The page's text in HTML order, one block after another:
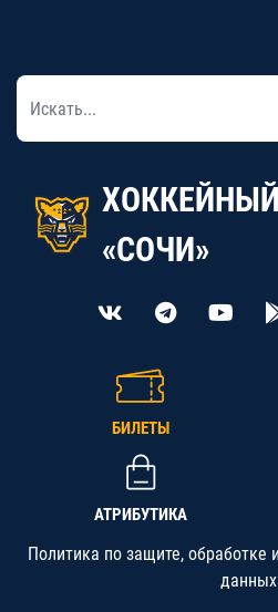
«СОЧИ»
БИЛЕТЫ
АТРИБУТИКА
Политика по защите, обработке
данных